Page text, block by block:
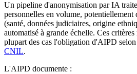
Un pipeline d'anonymisation par IA
personnelles en volume, potentiellement
(santé, données judiciaires, origine
automatisé à grande échelle. Ces
plupart des cas l'obligation d'AIPD
CNIL.
L'AIPD documente :